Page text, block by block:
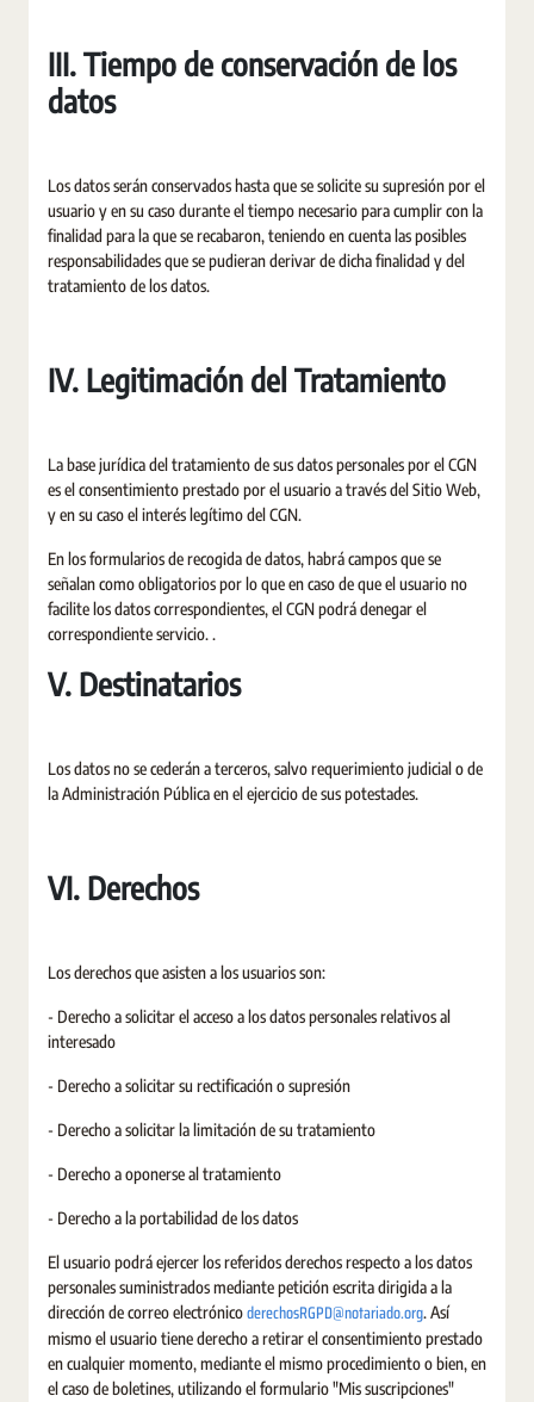
III. Tiempo de conservación de los
datos
Los datos serán conservados hasta que se solicite su supresión por el
usuario y en su caso durante el tiempo necesario para cumplir con la
finalidad para la que se recabaron, teniendo en cuenta las posibles
responsabilidades que se pudieran derivar de dicha finalidad y del
tratamiento de los datos.
IV. Legitimación del Tratamiento
La base jurídica del tratamiento de sus datos personales por el CGN
es el consentimiento prestado por el usuario a través del Sitio Web,
y en su caso el interés legítimo del CGN.
En los formularios de recogida de datos, habrá campos que se
señalan como obligatorios por lo que en caso de que el usuario no
facilite los datos correspondientes, el CGN podrá denegar el
correspondiente servicio. .
V. Destinatarios
Los datos no se cederán a terceros, salvo requerimiento judicial o de
la Administración Pública en el ejercicio de sus potestades.
VI. Derechos
Los derechos que asisten a los usuarios son:
- Derecho a solicitar el acceso a los datos personales relativos al
interesado
- Derecho a solicitar su rectificación o supresión
- Derecho a solicitar la limitación de su tratamiento
- Derecho a oponerse al tratamiento
- Derecho a la portabilidad de los datos
El usuario podrá ejercer los referidos derechos respecto a los datos
personales suministrados mediante petición escrita dirigida a la
dirección de correo electrónicoderechosRGPD@notariado.org. Así
mismo el usuario tiene derecho a retirar el consentimiento prestado
en cualquier momento, mediante el mismo procedimiento o bien, en
el caso de boletines, utilizando el formulario "Mis suscripciones"